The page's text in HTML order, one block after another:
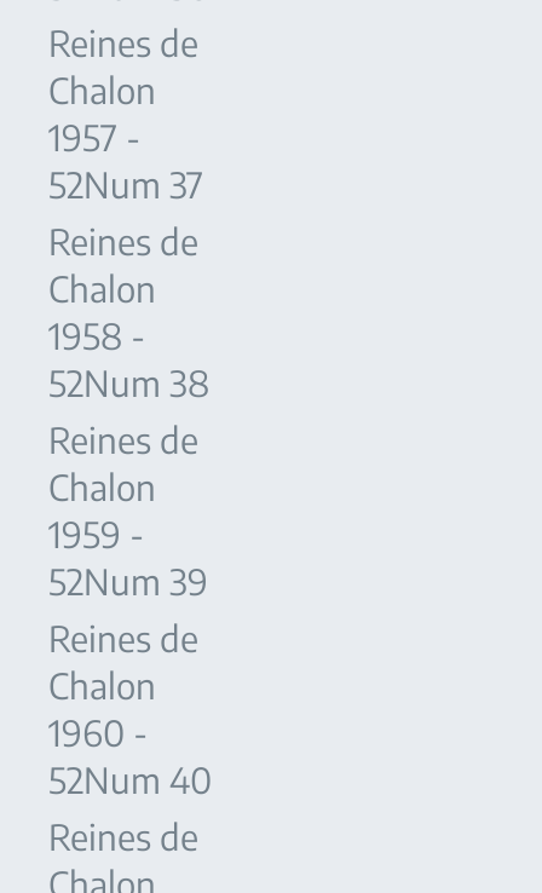
Reines de
Chalon
1957 -
52Num 37
Reines de
Chalon
1958 -
52Num 38
Reines de
Chalon
1959 -
52Num 39
Reines de
Chalon
1960 -
52Num 40
Reines de
Chalon